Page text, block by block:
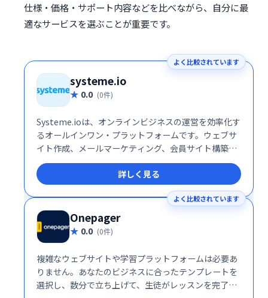
仕様・価格・サポート内容などを比べながら、自分に最
適なサービスを選ぶことが重要です。
よく比較されています
systeme.io
0.0 (0件)
Systeme.ioは、オンラインビジネスの運営を効率化す
るオールインワン・プラットフォームです。ウェブサ
イト作成、メールマーケティング、会員サイト構築、
アフィリエイト機能など、ビジネスに必要なツールが
全て揃っています。30万人以上の起業家が利用し、そ
の信頼性を証明しています。規模や目的に関わらず、
オンラインビジネスの成長を強力にサポートします。
無料トライアルもご用意していますので、ぜひお試し
ください。
詳しく見る
よく比較されています
Onepager
0.0 (0件)
複雑なウェブサイトや学習プラットフォームは必要あ
りません。あなたのビジネスに合ったテンプレートを
選択し、数分で立ち上げて、生徒がレッスンを完了